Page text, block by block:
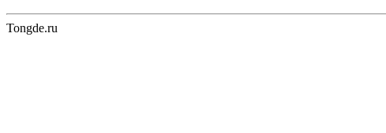
Tongde.ru